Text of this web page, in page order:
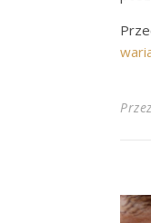
Przez